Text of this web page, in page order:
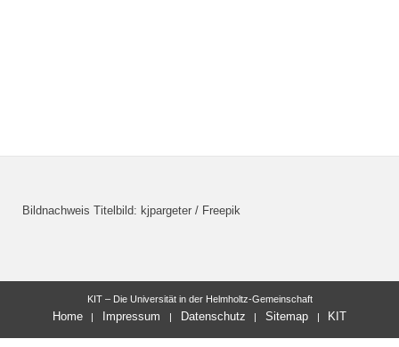
Bildnachweis Titelbild: kjpargeter / Freepik
KIT – Die Universität in der Helmholtz-Gemeinschaft
Home Impressum Datenschutz Sitemap KIT